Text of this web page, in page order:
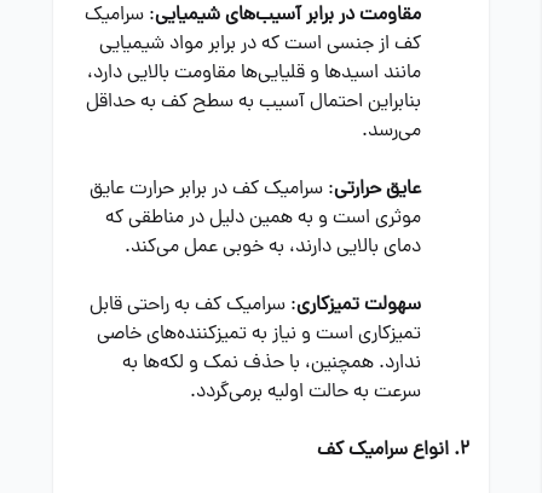
مقاومت در برابر آسیب‌های شیمیایی: سرامیک
کف از جنسی است که در برابر مواد شیمیایی
مانند اسیدها و قلیایی‌ها مقاومت بالایی دارد،
بنابراین احتمال آسیب به سطح کف به حداقل
می‌رسد.
عایق حرارتی: سرامیک کف در برابر حرارت عایق
موثری است و به همین دلیل در مناطقی که
دمای بالایی دارند، به خوبی عمل می‌کند.
سهولت تمیزکاری: سرامیک کف به راحتی قابل
تمیزکاری است و نیاز به تمیزکننده‌های خاصی
ندارد. همچنین، با حذف نمک و لکه‌ها به
سرعت به حالت اولیه برمی‌گردد.
2. انواع سرامیک کف